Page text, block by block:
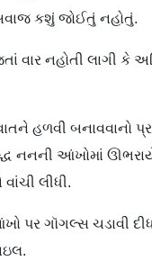
કશું જોઈતું નહોતું.
વાર નહોતી લાગી કે
હળવી બનાવવાનો
નનની આંખોમાં
લીધી.
પર ગૉગલ્સ ચડાવી